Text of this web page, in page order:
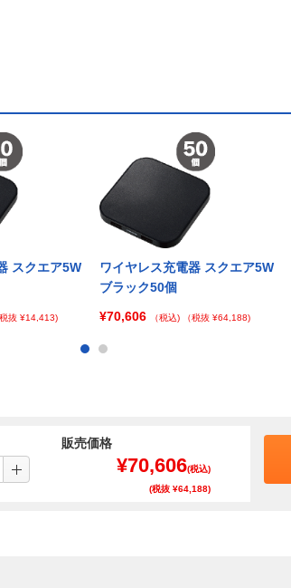
スクエア5W
税抜 ¥14,413)
ワイヤレス充電器 スクエア5W
ブラック50個
¥70,606
（税込) （税抜 ¥64,188)
販売価格
¥70,606(税込)
(税抜 ¥64,188)